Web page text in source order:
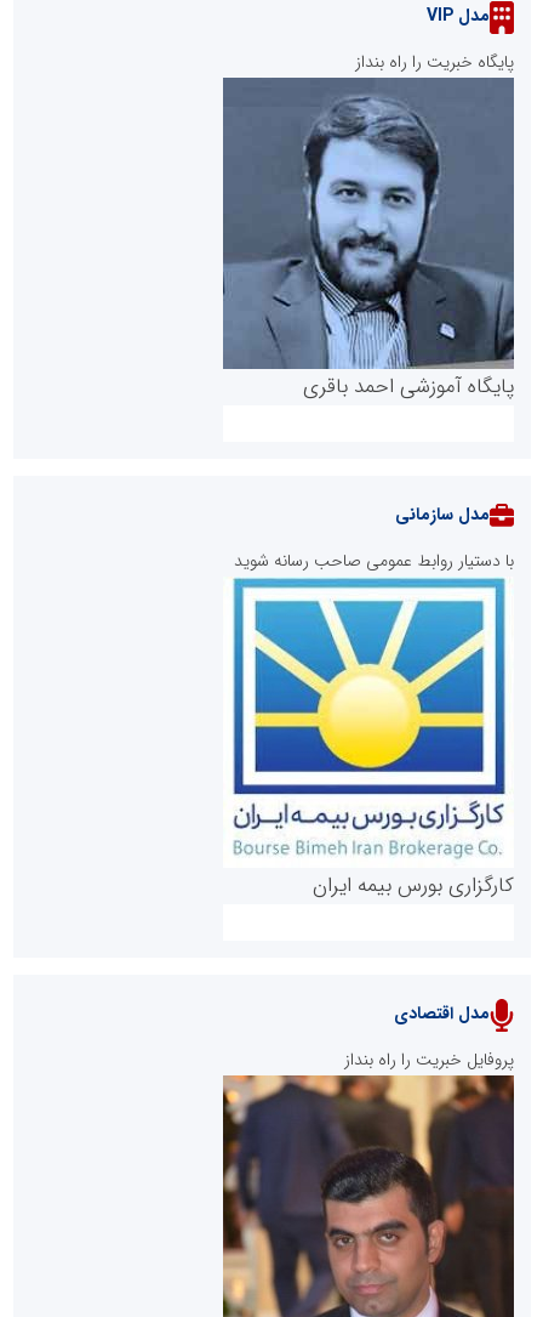
مدل VIP
پایگاه خبریت را راه بنداز
پایگاه آموزشی احمد باقری
روابط عمومی خبرگزاری گزارش خبر
پایگاه خبری نهضت ملی مسکن
مدل سازمانی
با دستیار روابط عمومی صاحب رسانه شوید
کارگزاری بورس بیمه ایران
سازمان بورس و اوراق بهادار
مرجع اخبار موثق در بازارسرمایه
مدل اقتصادی
پروفایل خبریت را راه بنداز